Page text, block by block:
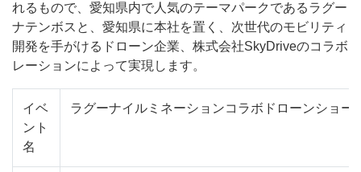
れるもので、愛知県内で人気のテーマパークであるラグー
ナテンボスと、愛知県に本社を置く、次世代のモビリティ
開発を手がけるドローン企業、株式会社SkyDriveのコラボ
レーションによって実現します。
イベ
ント
名
ラグーナイルミネーションコラボドローンショー